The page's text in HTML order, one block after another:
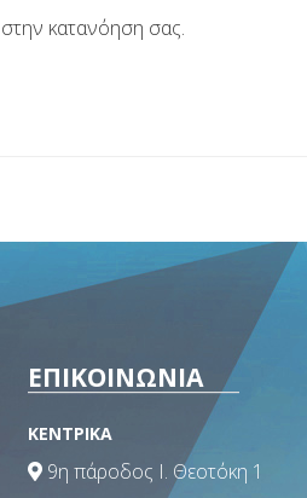
κατανόηση σας.
ΕΠΙΚΟΙΝΩΝΙΑ
ΚΕΝΤΡΙΚΑ
9η πάροδος Ι. Θεοτόκη 1